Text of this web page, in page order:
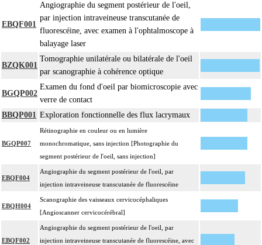
EBQF001
Angiographie du segment postérieur de l'oeil,
par injection intraveineuse transcutanée de
fluorescéine, avec examen à l'ophtalmoscope à
balayage laser
BZQK001
Tomographie unilatérale ou bilatérale de l'oeil
par scanographie à cohérence optique
BGQP002
Examen du fond d'oeil par biomicroscopie avec
verre de contact
BBQP001 Exploration fonctionnelle des flux lacrymaux
BGQP007
Rétinographie en couleur ou en lumière
monochromatique, sans injection [Photographie du
segment postérieur de l'oeil, sans injection]
EBQF004
Angiographie du segment postérieur de l'oeil, par
injection intraveineuse transcutanée de fluorescéine
EBQH004
Scanographie des vaisseaux cervicocéphaliques
[Angioscanner cervicocérébral]
EBQF002
Angiographie du segment postérieur de l'oeil, par
injection intraveineuse transcutanée de fluorescéine, avec